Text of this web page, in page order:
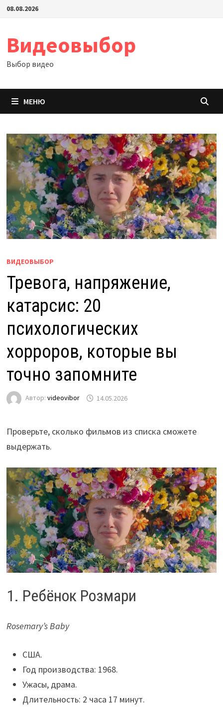
Перейти
08.08.2026
Видеовыбор
Выбор видео
МЕНЮ
ВИДЕОВЫБОР
Тревога, напряжение,
катарсис: 20
психологических
хорроров, которые вы
точно запомните
Автор: videovibor 14.05.2026
Проверьте, сколько фильмов из списка сможете
выдержать.
1. Ребёнок Розмари
Rosemary’s Baby
США.
Год производства: 1968.
Ужасы, драма.
Длительность: 2 часа 17 минут.